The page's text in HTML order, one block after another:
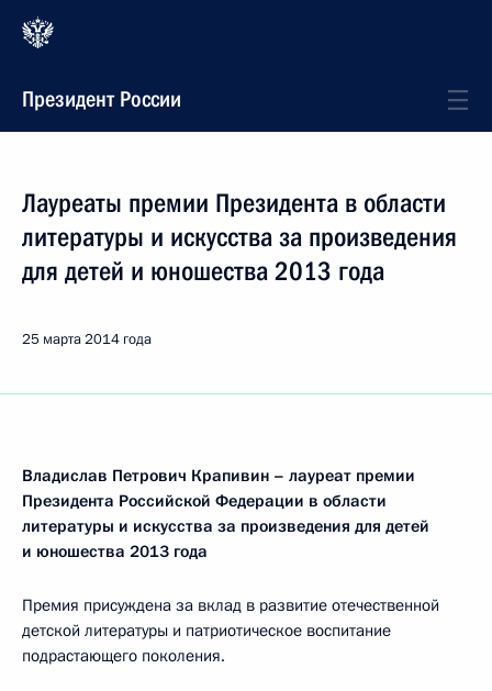
Президент России
Лауреаты премии Президента в области
литературы и искусства за произведения
для детей и юношества 2013 года
25 марта 2014 года
Владислав Петрович Крапивин – лауреат премии
Президента Российской Федерации в области
литературы и искусства за произведения для детей
и юношества 2013 года
Премия присуждена за вклад в развитие отечественной
детской литературы и патриотическое воспитание
подрастающего поколения.